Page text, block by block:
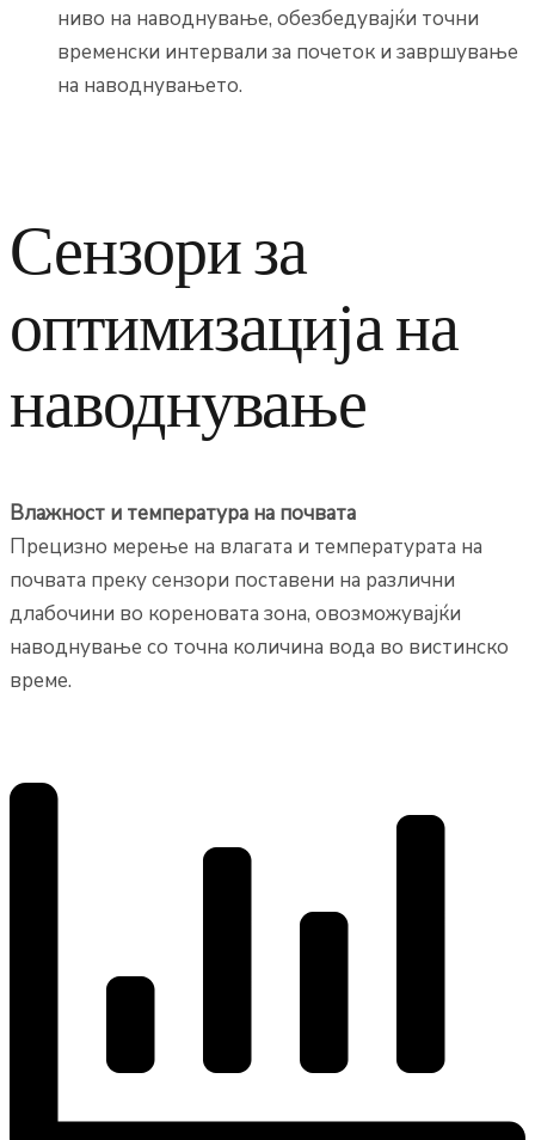
ниво на наводнување, обезбедувајќи точни
временски интервали за почеток и завршување
на наводнувањето.
Сензори за
оптимизација на
наводнување
Влажност и температура на почвата
Прецизно мерење на влагата и температурата на
почвата преку сензори поставени на различни
длабочини во кореновата зона, овозможувајќи
наводнување со точна количина вода во вистинско
време.